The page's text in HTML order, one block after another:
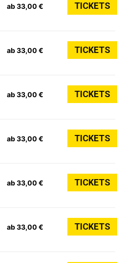
ab 33,00 € TICKETS
ab 33,00 € TICKETS
ab 33,00 € TICKETS
ab 33,00 € TICKETS
ab 33,00 € TICKETS
ab 33,00 € TICKETS